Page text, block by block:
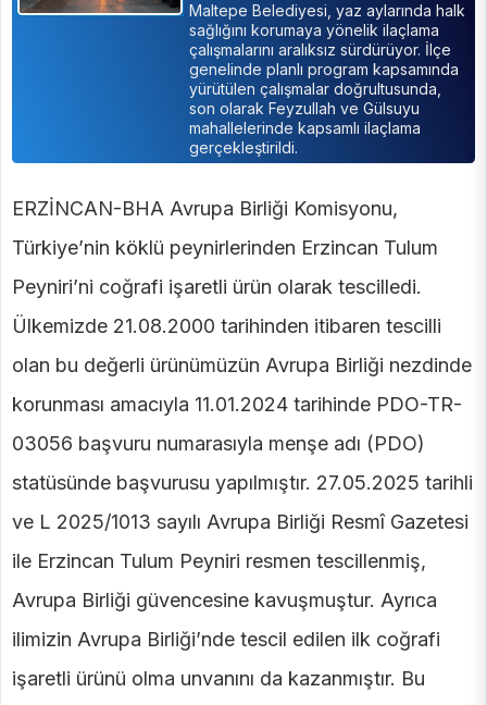
Maltepe Belediyesi, yaz aylarında halk
sağlığını korumaya yönelik ilaçlama
çalışmalarını aralıksız sürdürüyor. İlçe
genelinde planlı program kapsamında
yürütülen çalışmalar doğrultusunda,
son olarak Feyzullah ve Gülsuyu
mahallelerinde kapsamlı ilaçlama
gerçekleştirildi.
ERZİNCAN-BHA Avrupa Birliği Komisyonu,
Türkiye’nin köklü peynirlerinden Erzincan Tulum
Peyniri’ni coğrafi işaretli ürün olarak tescilledi.
Ülkemizde 21.08.2000 tarihinden itibaren tescilli
olan bu değerli ürünümüzün Avrupa Birliği nezdinde
korunması amacıyla 11.01.2024 tarihinde PDO-TR-
03056 başvuru numarasıyla menşe adı (PDO)
statüsünde başvurusu yapılmıştır. 27.05.2025 tarihli
ve L 2025/1013 sayılı Avrupa Birliği Resmî Gazetesi
ile Erzincan Tulum Peyniri resmen tescillenmiş,
Avrupa Birliği güvencesine kavuşmuştur. Ayrıca
ilimizin Avrupa Birliği’nde tescil edilen ilk coğrafi
işaretli ürünü olma unvanını da kazanmıştır. Bu